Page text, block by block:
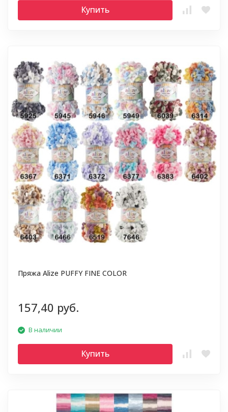
Купить
Пряжа Alize PUFFY FINE COLOR
157,40 руб.
В наличии
Купить